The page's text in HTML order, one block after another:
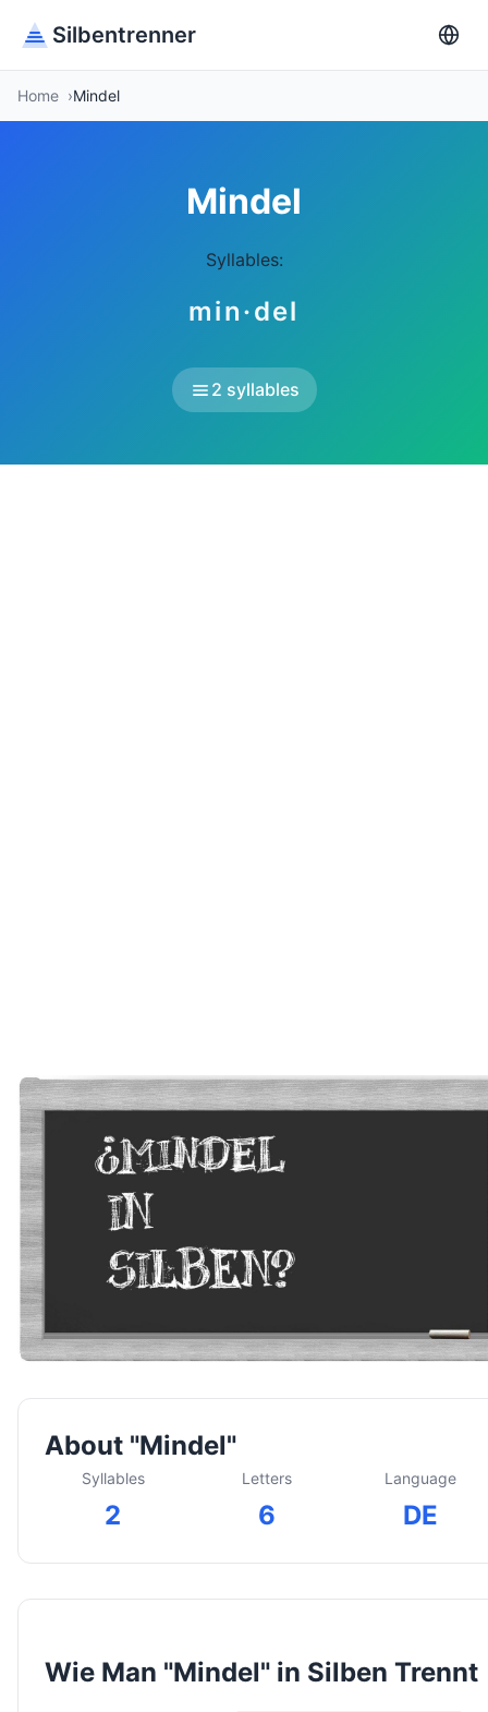
Silbentrenner
Home Mindel
Mindel
Syllables:
min·del
2 syllables
About "Mindel"
Syllables
2
Letters
6
Language
DE
Wie Man "Mindel" in Silben Trennt